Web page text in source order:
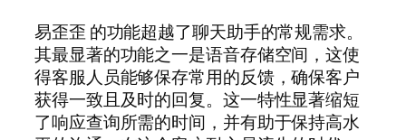
易歪歪 的功能超越了聊天助手的常规需求。
其最显著的功能之一是语音存储空间，这使
得客服人员能够保存常用的反馈，确保客户
获得一致且及时的回复。这一特性显著缩短
了响应查询所需的时间，并有助于保持高水